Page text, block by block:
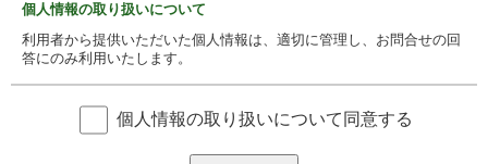
個人情報の取り扱いについて
利用者から提供いただいた個人情報は、適切に管理し、お問合せの回
答にのみ利用いたします。
個人情報の取り扱いについて同意する